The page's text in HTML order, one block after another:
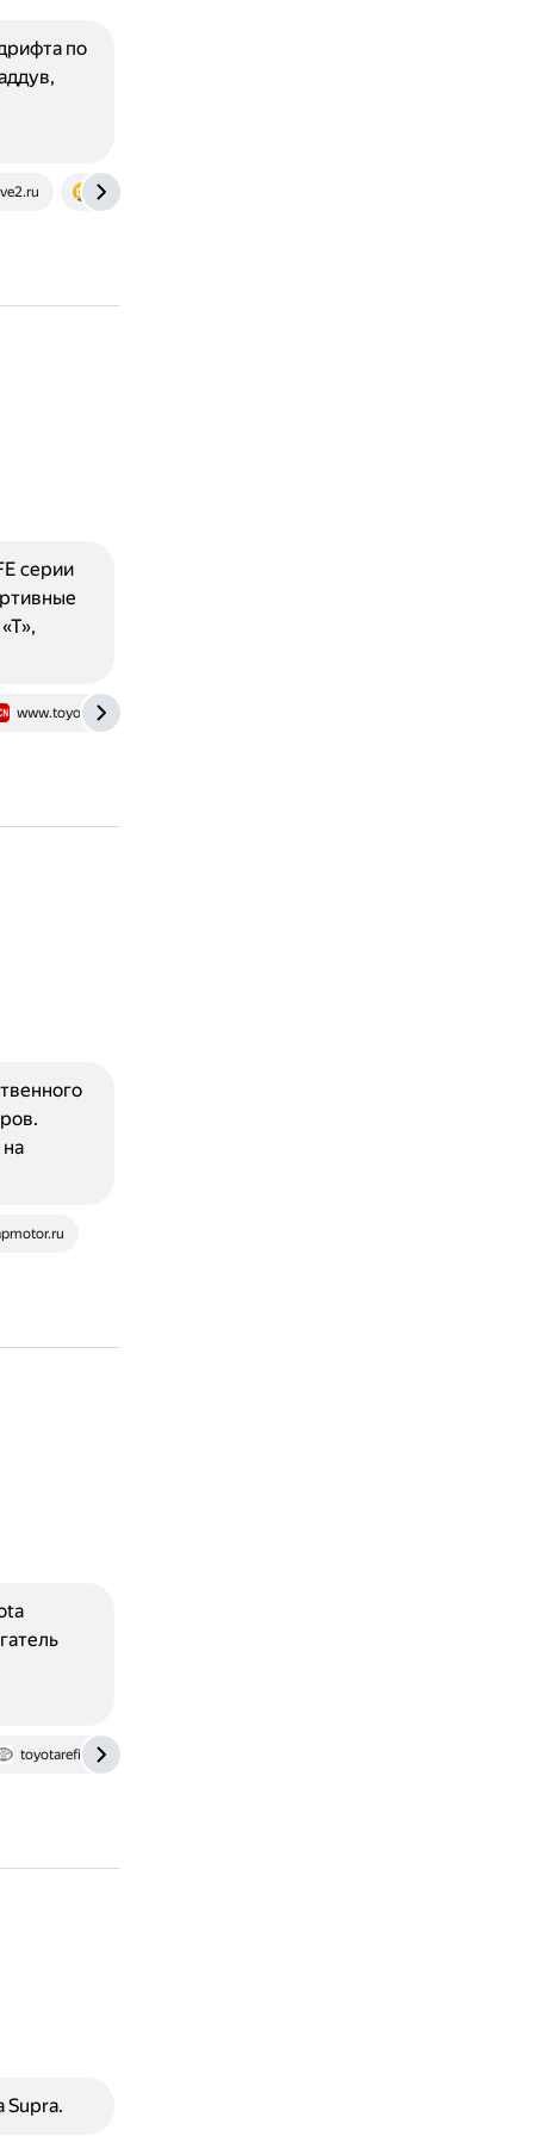
www.dhgate.com
по
www.toyota-club.net
серии
toyotarefit.ru
Supra.